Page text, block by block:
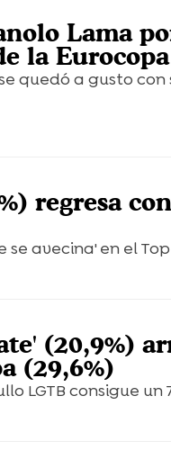
Lama
la
quedó a gusto
regresa
avecina' en el Top
(20,9%)
(29,6%)
LGTB consigue un